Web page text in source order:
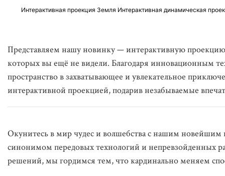
Интерактивная проекция Земля Интерактивная динамическая
Представляем нашу новинку — интерактивную
которых вы ещё не видели. Благодаря инновационным
пространство в захватывающее и увлекательное
интерактивной проекцией, подарив незабываемые
Окунитесь в мир чудес и волшебства с нашим
синонимом передовых технологий и непревзойденных
решений, мы гордимся тем, что кардинально меняем